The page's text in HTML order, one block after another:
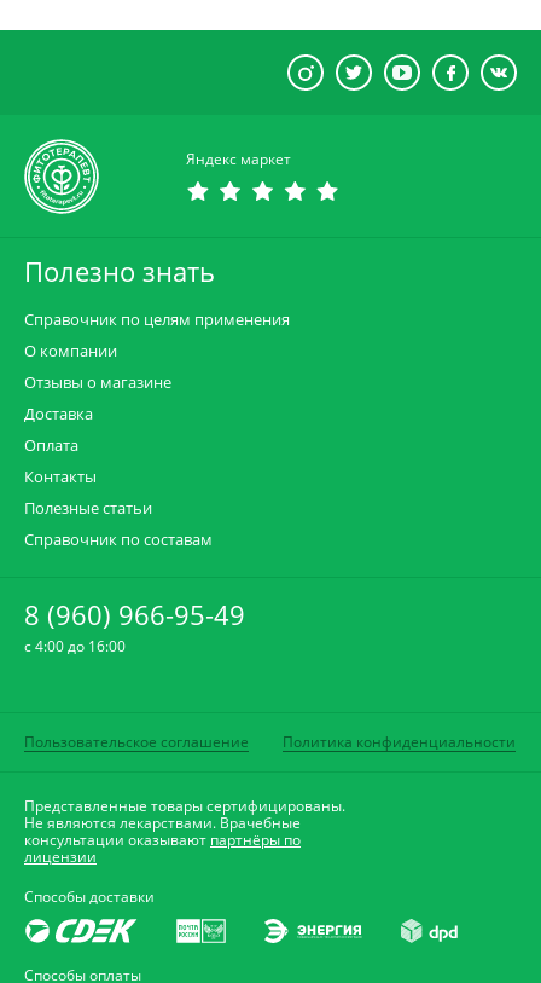
Яндекс маркет
Полезно знать
Справочник по целям применения
О компании
Отзывы о магазине
Доставка
Оплата
Контакты
Полезные статьи
Справочник по составам
8 (960) 966-95-49
c 4:00 до 16:00
Пользовательское соглашение Политика конфиденциальности
Представленные товары сертифицированы.
Не являются лекарствами. Врачебные
консультации оказывают партнёры по
лицензии
Способы доставки
Способы оплаты